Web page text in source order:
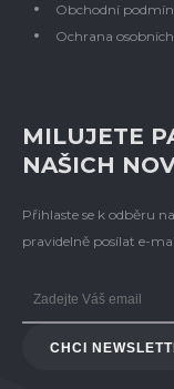
Obchodní
Ochrana
MILUJETE
NAŠICH
Přihlaste se k odběru
pravidelně posílat e-
CHCI